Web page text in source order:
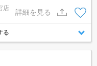
店
詳細を見る
る